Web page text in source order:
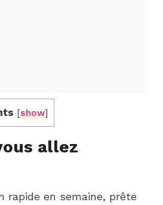
[show]
allez
rapide en semaine, prête